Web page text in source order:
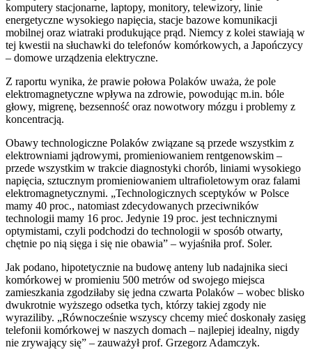
komputery stacjonarne, laptopy, monitory, telewizory, linie
energetyczne wysokiego napięcia, stacje bazowe komunikacji
mobilnej oraz wiatraki produkujące prąd. Niemcy z kolei stawiają w
tej kwestii na słuchawki do telefonów komórkowych, a Japończycy
– domowe urządzenia elektryczne.
Z raportu wynika, że prawie połowa Polaków uważa, że pole
elektromagnetyczne wpływa na zdrowie, powodując m.in. bóle
głowy, migrenę, bezsenność oraz nowotwory mózgu i problemy z
koncentracją.
Obawy technologiczne Polaków związane są przede wszystkim z
elektrowniami jądrowymi, promieniowaniem rentgenowskim –
przede wszystkim w trakcie diagnostyki chorób, liniami wysokiego
napięcia, sztucznym promieniowaniem ultrafioletowym oraz falami
elektromagnetycznymi. „Technologicznych sceptyków w Polsce
mamy 40 proc., natomiast zdecydowanych przeciwników
technologii mamy 16 proc. Jedynie 19 proc. jest technicznymi
optymistami, czyli podchodzi do technologii w sposób otwarty,
chętnie po nią sięga i się nie obawia” – wyjaśniła prof. Soler.
Jak podano, hipotetycznie na budowę anteny lub nadajnika sieci
komórkowej w promieniu 500 metrów od swojego miejsca
zamieszkania zgodziłaby się jedna czwarta Polaków – wobec blisko
dwukrotnie wyższego odsetka tych, którzy takiej zgody nie
wyraziliby. „Równocześnie wszyscy chcemy mieć doskonały zasięg
telefonii komórkowej w naszych domach – najlepiej idealny, nigdy
nie zrywający się” – zauważył prof. Grzegorz Adamczyk.